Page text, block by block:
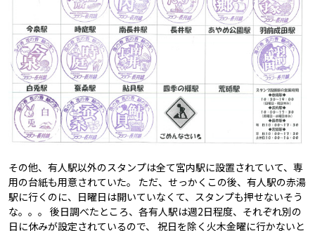
その他、有人駅以外のスタンプは全て宮内駅に設置されていて、専
用の台紙も用意されていた。 ただ、せっかくこの後、有人駅の赤湯
駅に行くのに、日曜日は開いていなくて、スタンプも押せないそう
な。。。 後日調べたところ、各有人駅は週2日程度、それぞれ別の
日に休みが設定されているので、 祝日を除く火木金曜に行かないと